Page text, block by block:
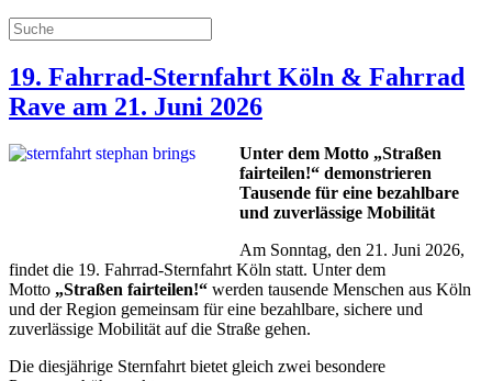
19. Fahrrad-Sternfahrt Köln & Fahrrad
Rave am 21. Juni 2026
Unter dem Motto „Straßen
fairteilen!“ demonstrieren
Tausende für eine bezahlbare
und zuverlässige Mobilität
Am Sonntag, den 21. Juni 2026,
findet die 19. Fahrrad-Sternfahrt Köln statt. Unter dem
Motto „Straßen fairteilen!“ werden tausende Menschen aus Köln
und der Region gemeinsam für eine bezahlbare, sichere und
zuverlässige Mobilität auf die Straße gehen.
Die diesjährige Sternfahrt bietet gleich zwei besondere